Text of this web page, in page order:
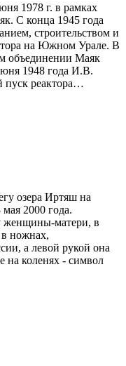
1978 г. в рамках
С конца 1945 года
строительством и
на Южном Урале. В
объединении Маяк
1948 года И.В.
пуск реактора…
озера Иртяш на
2000 года.
женщины-матери, в
ножнах,
а левой рукой она
на коленях - символ